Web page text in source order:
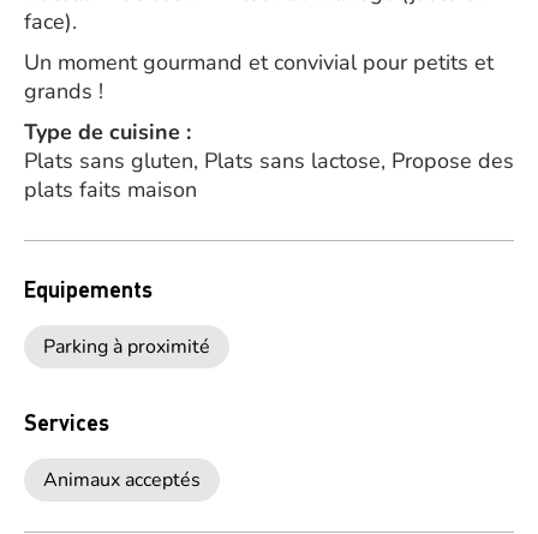
face).
Un moment gourmand et convivial pour petits et
grands !
Type de cuisine :
Plats sans gluten, Plats sans lactose, Propose des
plats faits maison
Equipements
Parking à proximité
Services
Animaux acceptés